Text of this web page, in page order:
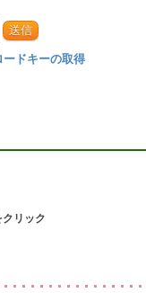
送信
ードキーの取得
リック